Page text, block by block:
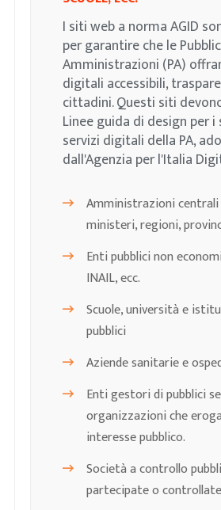
I siti web a norma AGID
per garantire che le
Amministrazioni (PA)
digitali accessibili,
cittadini. Questi siti
Linee guida di design per
servizi digitali della PA,
dall'Agenzia per l'Italia
Amministrazioni centrali
ministeri, regioni,
Enti pubblici non
INAIL, ecc.
Scuole, università e
pubblici
Aziende sanitarie e
Enti gestori di pubblici
organizzazioni che
interesse pubblico.
Società a controllo
partecipate o